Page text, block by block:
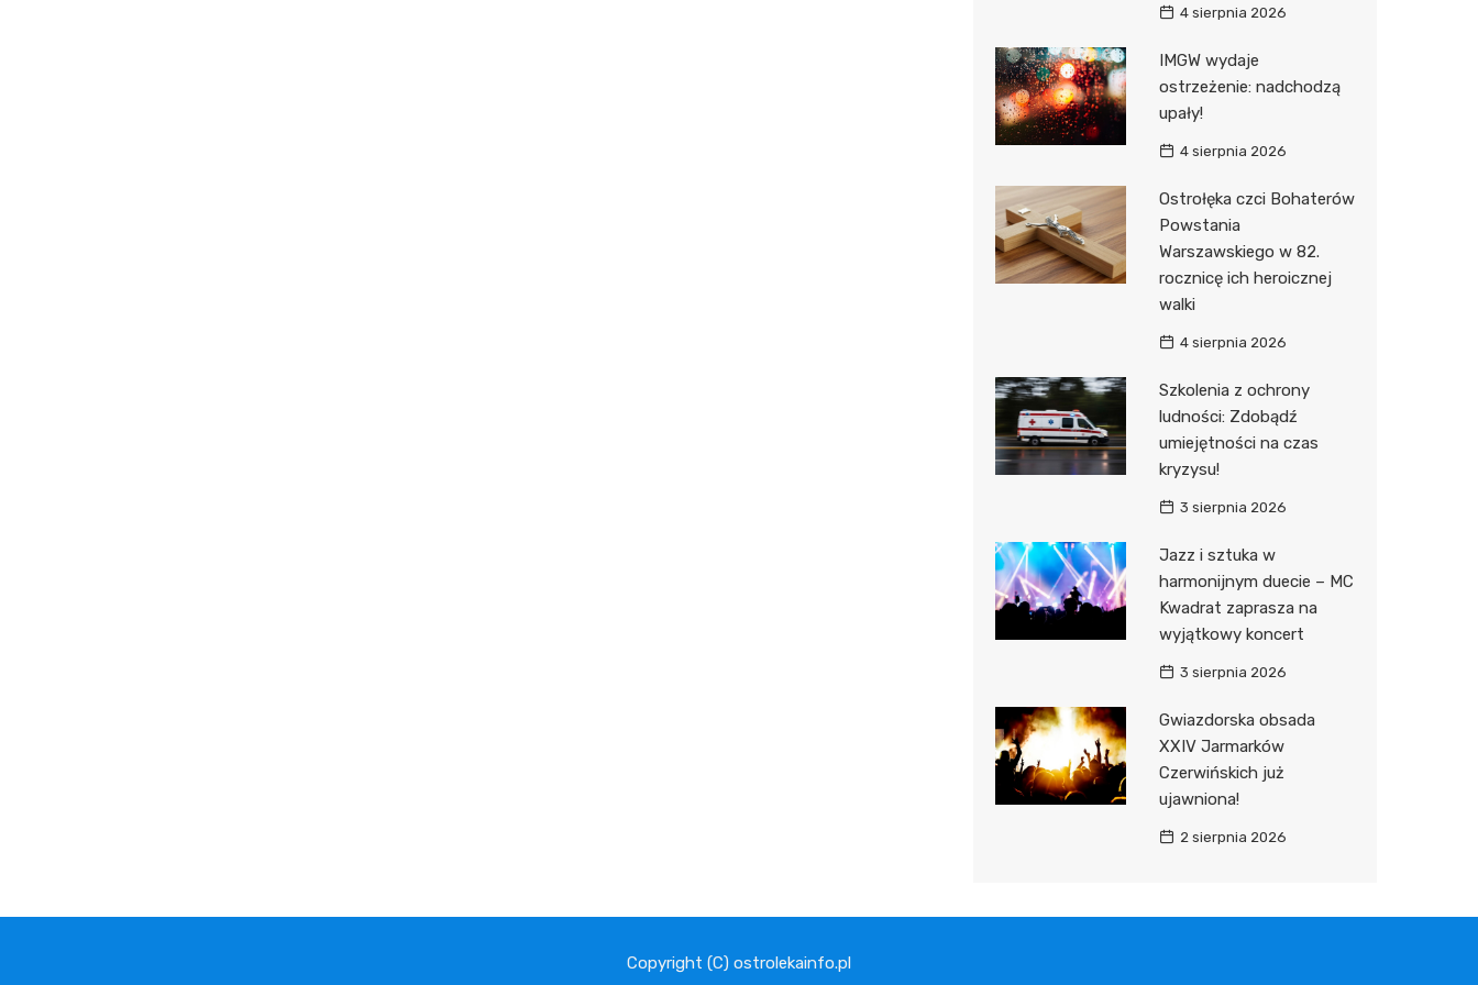
4 sierpnia 2026
IMGW wydaje
ostrzeżenie: nadchodzą
upały!
4 sierpnia 2026
Ostrołęka czci Bohaterów
Powstania
Warszawskiego w 82.
rocznicę ich heroicznej
walki
4 sierpnia 2026
Szkolenia z ochrony
ludności: Zdobądź
umiejętności na czas
kryzysu!
3 sierpnia 2026
Jazz i sztuka w
harmonijnym duecie – MC
Kwadrat zaprasza na
wyjątkowy koncert
3 sierpnia 2026
Gwiazdorska obsada
XXIV Jarmarków
Czerwińskich już
ujawniona!
2 sierpnia 2026
Copyright (C) ostrolekainfo.pl